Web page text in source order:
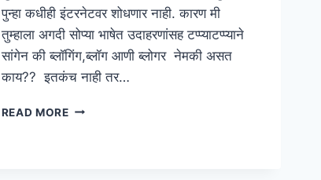
पुन्हा कधीही इंटरनेटवर शोधणार नाही. कारण मी
तुम्हाला अगदी सोप्या भाषेत उदाहरणांसह टप्प्याटप्प्याने
सांगेन की ब्लॉगिंग,ब्लॉग आणी ब्लोगर नेमकी असत
काय?? इतकंच नाही तर…
READ MOREब्लॉगिंग